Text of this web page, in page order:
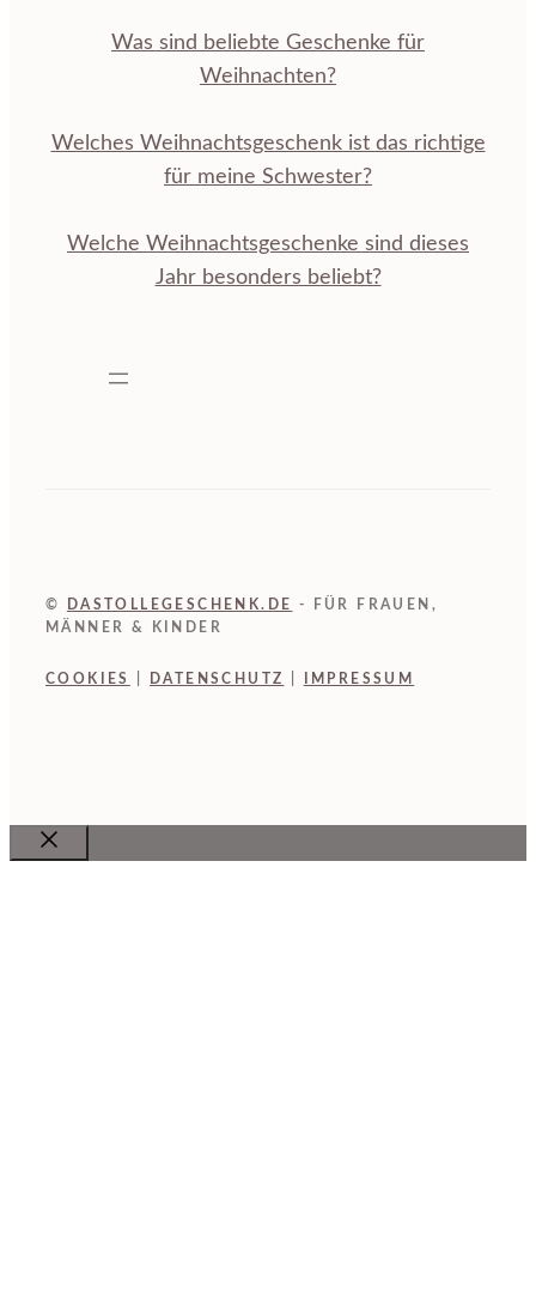
Was sind beliebte Geschenke für
Weihnachten?
Welches Weihnachtsgeschenk ist das richtige
für meine Schwester?
Welche Weihnachtsgeschenke sind dieses
Jahr besonders beliebt?
© DASTOLLEGESCHENK.DE
- FÜR FRAUEN,
MÄNNER & KINDER
COOKIES DATENSCHUTZ IMPRESSUM